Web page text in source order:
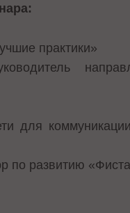
практики»
для
по развитию